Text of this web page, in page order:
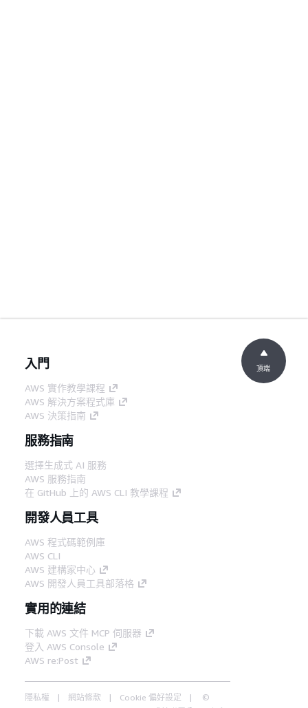
入門
AWS 實作教學課程
AWS 解決方案程式庫
AWS 決策指南
服務指南
選擇生成式 AI 服務
AWS 服務指南
在 GitHub 上的 AWS CLI 教學課程
開發人員工具
AWS 程式碼範例庫
AWS CLI
AWS 建構家中心
AWS 開發人員工具部落格
實用的連結
下載 AWS 文件 MCP 伺服器
登入 AWS Console
AWS re:Post
隱私權 網站條款 Cookie 偏好設定
©
頂端